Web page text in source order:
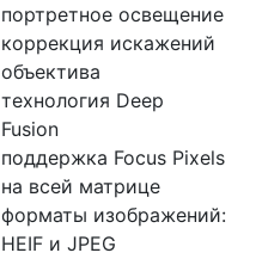
портретное освещение
коррекция искажений
объектива
технология Deep
Fusion
поддержка Focus Pixels
на всей матрице
форматы изображений:
HEIF и JPEG